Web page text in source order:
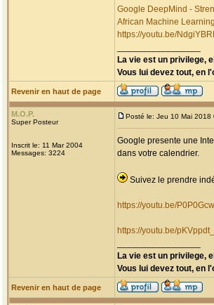
Google DeepMind -
African Machine Learning
https://youtu.be/
La vie est un privilege,
Vous lui devez tout, en
Revenir en haut de page
M.O.P.
Super Posteur
Inscrit le: 11 Mar 2004
Messages: 3224
Posté le: Jeu 10 Mai 2018
Google presente une
dans votre calendrier.
Suivez le prendre
https://youtu.be/
https://youtu.be/
La vie est un privilege,
Vous lui devez tout, en
Revenir en haut de page